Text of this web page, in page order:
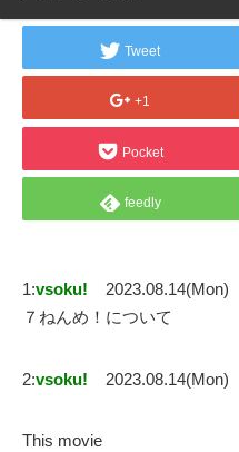
Tweet
+1
Pocket
feedly
1:vsoku!
2023.08.14(Mon)
７ねんめ！について
2:vsoku! 2023.08.14(Mon)
This movie